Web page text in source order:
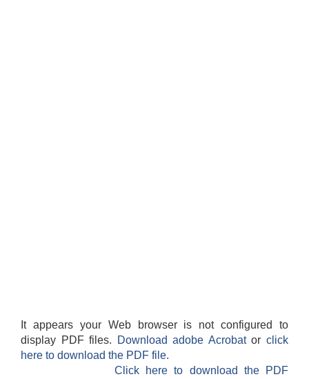
It appears your Web browser is not configured to
display PDF files.
Download adobe Acrobatorclick
here to download the PDF file.
Click here to download the PDF